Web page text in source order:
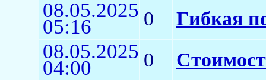
08.05.2025
05:16 0 Гибкая
08.05.2025
04:00 0